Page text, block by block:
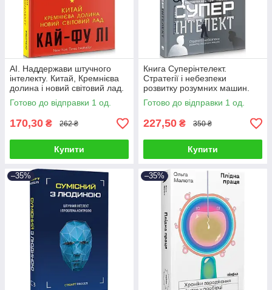
AI. Наддержави штучного
інтелекту. Китай, Кремнієва
долина і новий світовий лад.
Лі Кай-Фу
Готово до відправки 1 од.
170,30 ₴ 262 ₴
Купити
Книга Суперінтелект.
Стратегії і небезпеки
розвитку розумних машин.
Нік Бостром
Готово до відправки 1 од.
227,50 ₴ 350 ₴
Купити
–35% –35%